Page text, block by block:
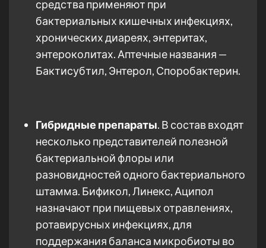
средства применяют при
бактериальных кишечных инфекциях,
хронических диареях, энтеритах,
энтероколитах. Аптечные названия —
Бактисубтил, Энтерол, Споробактерин.
Гибридные препараты. В состав входят
несколько представителей полезной
бактериальной флоры или
разновидностей одного бактериального
штамма. Бификол, Линекс, Аципол
назначают при пищевых отравлениях,
ротавирусных инфекциях, для
поддержания баланса микробиоты во